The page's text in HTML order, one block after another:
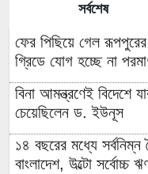
সর্বশেষ
ফের পিছিয়ে গেল
গ্রিডে যোগ হচ্ছে না
বিনা আমন্ত্রণেই বিদেশে
চেয়েছিলেন ড. ইউনূস
১৪ বছরের মধ্যে
বাংলাদেশ, উল্টো সর্বোচ্চ